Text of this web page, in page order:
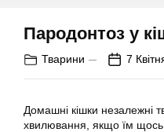
Пародонтоз у
Тварини 7
Домашні кішки незалежні
хвилювання, якщо їм